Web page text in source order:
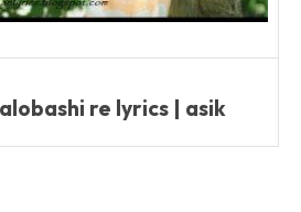
re lyrics | asik